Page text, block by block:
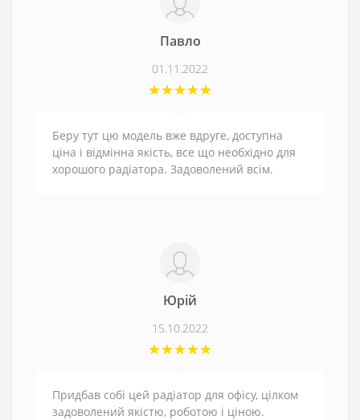
Павло
01.11.2022
Беру тут цю модель вже вдруге, доступна
ціна і відмінна якість, все що необхідно для
хорошого радіатора. Задоволений всім.
Юрій
15.10.2022
Придбав собі цей радіатор для офісу, цілком
задоволений якістю, роботою і ціною.